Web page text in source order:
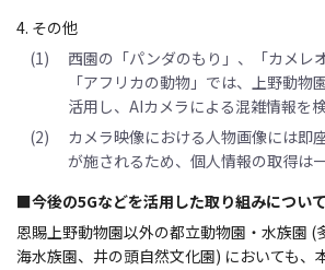
4. その他
(1)
西園の「パンダのもり」、「カメレ
「アフリカの動物」では、上野動物
活用し、AIカメラによる混雑情報を検
(2)
カメラ映像における人物画像には即
が施されるため、個人情報の取得は
■今後の5Gなどを活用した取り組みについて
恩賜上野動物園以外の都立動物園・水族園 (
海水族園、井の頭自然文化園) においても、